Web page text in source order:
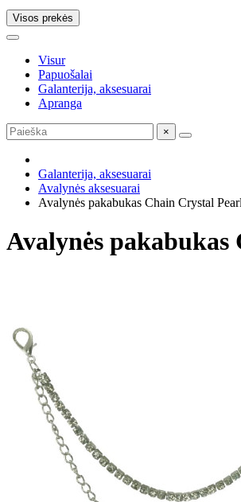
Visos prekės
Visur
Papuošalai
Galanterija, aksesuarai
Apranga
×
Galanterija, aksesuarai
Avalynės aksesuarai
Avalynės pakabukas Chain Crystal
Avalynės